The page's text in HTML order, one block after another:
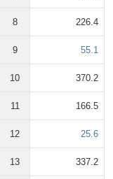
8 226.4
9 55.1
10 370.2
11 166.5
12 25.6
13 337.2